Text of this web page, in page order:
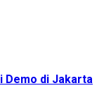
Demo di Jakarta